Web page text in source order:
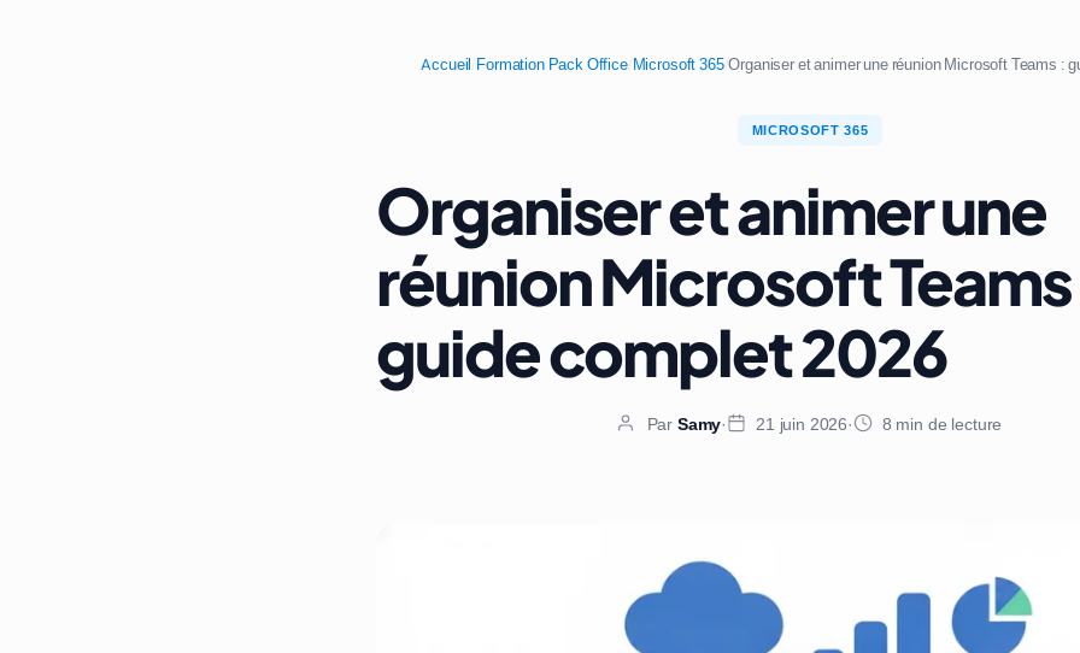
Accueil Formation Pack Office/ Microsoft 365/Organiser et animer une réunion Microsoft Teams :
MICROSOFT 365
Organiser et animer une
réunion Microsoft
guide complet 2026
Par Samy· 21 juin 2026· 8 min de lecture